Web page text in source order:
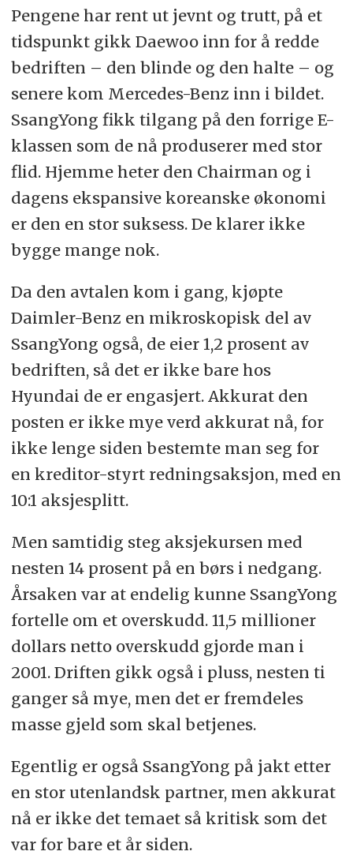
Pengene har rent ut jevnt og trutt, på et
tidspunkt gikk Daewoo inn for å redde
bedriften – den blinde og den halte – og
senere kom Mercedes-Benz inn i bildet.
SsangYong fikk tilgang på den forrige E-
klassen som de nå produserer med stor
flid. Hjemme heter den Chairman og i
dagens ekspansive koreanske økonomi
er den en stor suksess. De klarer ikke
bygge mange nok.
Da den avtalen kom i gang, kjøpte
Daimler-Benz en mikroskopisk del av
SsangYong også, de eier 1,2 prosent av
bedriften, så det er ikke bare hos
Hyundai de er engasjert. Akkurat den
posten er ikke mye verd akkurat nå, for
ikke lenge siden bestemte man seg for
en kreditor-styrt redningsaksjon, med en
10:1 aksjesplitt.
Men samtidig steg aksjekursen med
nesten 14 prosent på en børs i nedgang.
Årsaken var at endelig kunne SsangYong
fortelle om et overskudd. 11,5 millioner
dollars netto overskudd gjorde man i
2001. Driften gikk også i pluss, nesten ti
ganger så mye, men det er fremdeles
masse gjeld som skal betjenes.
Egentlig er også SsangYong på jakt etter
en stor utenlandsk partner, men akkurat
nå er ikke det temaet så kritisk som det
var for bare et år siden.